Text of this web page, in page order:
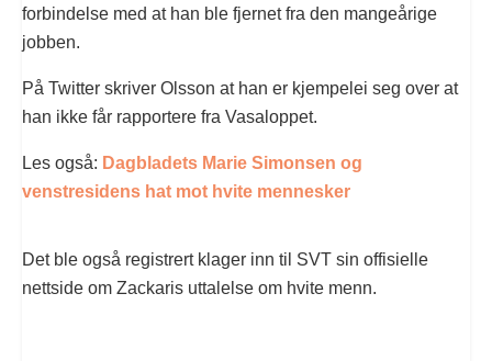
forbindelse med at han ble fjernet fra den mangeårige
jobben.
På Twitter skriver Olsson at han er kjempelei seg over at
han ikke får rapportere fra Vasaloppet.
Les også: Dagbladets Marie Simonsen og
venstresidens hat mot hvite mennesker
Det ble også registrert klager inn til SVT sin offisielle
nettside om Zackaris uttalelse om hvite menn.